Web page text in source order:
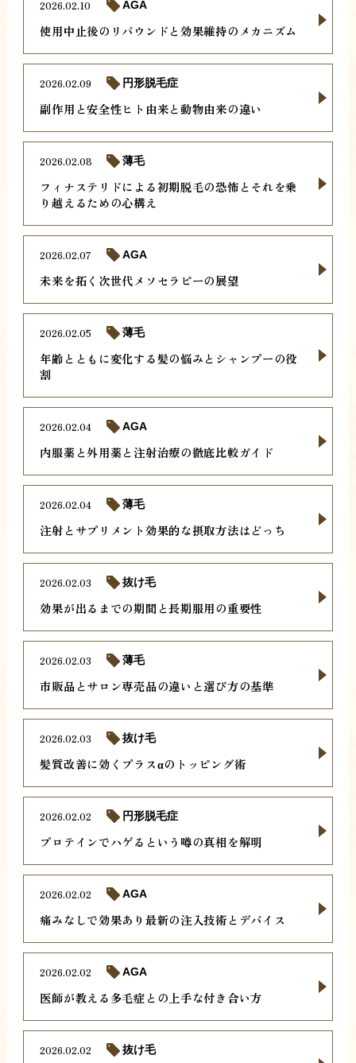
使用中止後のリバウンドと効果維持のメカニズム
2026.02.10 AGA
副作用と安全性ヒト由来と動物由来の違い
2026.02.09 円形脱毛症
フィナステリドによる初期脱毛の恐怖とそれを乗
り越えるための心構え
2026.02.08 薄毛
未来を拓く次世代メソセラピーの展望
2026.02.07 AGA
年齢とともに変化する髪の悩みとシャンプーの役
割
2026.02.05 薄毛
内服薬と外用薬と注射治療の徹底比較ガイド
2026.02.04 AGA
注射とサプリメント効果的な摂取方法はどっち
2026.02.04 薄毛
効果が出るまでの期間と長期服用の重要性
2026.02.03 抜け毛
市販品とサロン専売品の違いと選び方の基準
2026.02.03 薄毛
髪質改善に効くプラスαのトッピング術
2026.02.03 抜け毛
プロテインでハゲるという噂の真相を解明
2026.02.02 円形脱毛症
痛みなしで効果あり最新の注入技術とデバイス
2026.02.02 AGA
医師が教える多毛症との上手な付き合い方
2026.02.02 AGA
2026.02.02 抜け毛